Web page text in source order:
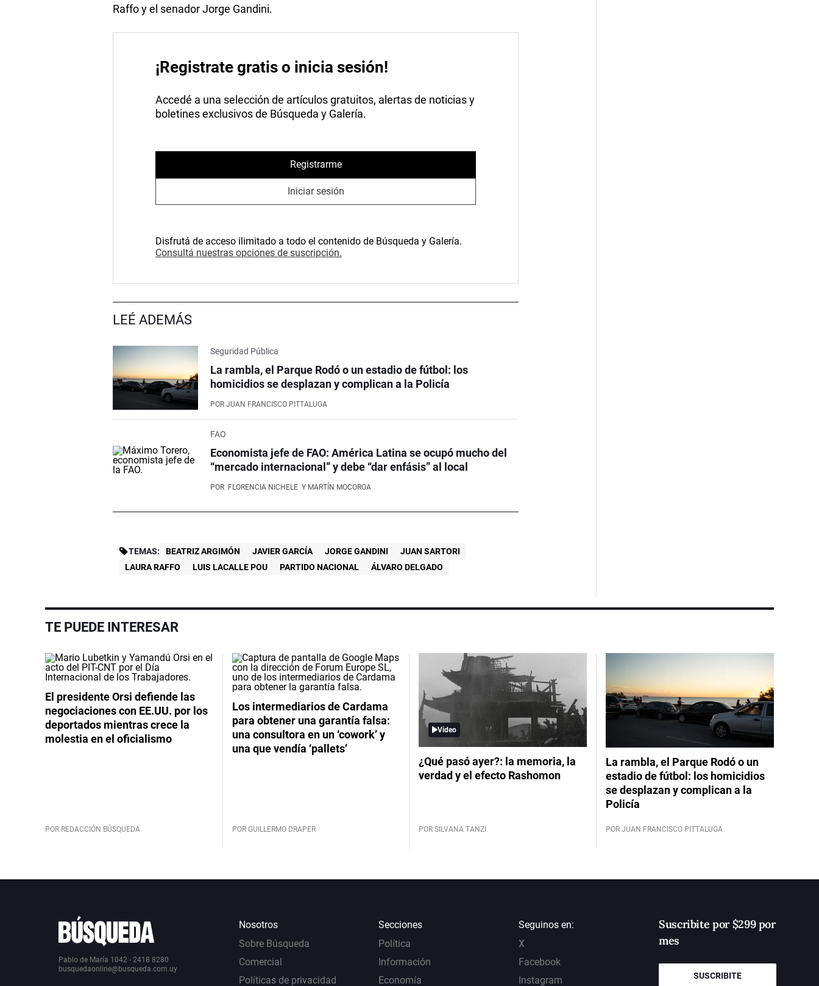
Raffo y el senador Jorge Gandini.
¡Registrate gratis o inicia sesión!
Accedé a una selección de artículos gratuitos, alertas de noticias y
boletines exclusivos de Búsqueda y Galería.
Registrarme
Iniciar sesión
Disfrutá de acceso ilimitado a todo el contenido de Búsqueda y Galería.
Consultá nuestras opciones de suscripción.
LEÉ ADEMÁS
Seguridad Pública
La rambla, el Parque Rodó o un estadio de fútbol: los
homicidios se desplazan y complican a la Policía
POR JUAN FRANCISCO PITTALUGA
FAO
Economista jefe de FAO: América Latina se ocupó mucho del
“mercado internacional” y debe “dar enfásis” al local
POR FLORENCIA NICHELE Y MARTÍN MOCOROA
TEMAS: BEATRIZ ARGIMÓN JAVIER GARCÍA JORGE GANDINI
JUAN SARTORI
LAURA RAFFO
LUIS LACALLE POU PARTIDO NACIONAL ÁLVARO DELGADO
TE PUEDE INTERESAR
El presidente Orsi defiende las
negociaciones con EE.UU. por los
deportados mientras crece la
molestia en el oficialismo
POR REDACCIÓN BÚSQUEDA
Los intermediarios de Cardama
para obtener una garantía falsa:
una consultora en un ‘cowork’ y
una que vendía ‘pallets’
POR GUILLERMO DRAPER
Video
¿Qué pasó ayer?: la memoria, la
verdad y el efecto Rashomon
POR SILVANA TANZI
La rambla, el Parque Rodó o un
estadio de fútbol: los homicidios
se desplazan y complican a la
Policía
POR JUAN FRANCISCO PITTALUGA
Pablo de María 1042 - 2418 8280
busquedaonline@busqueda.com.uy
Nosotros
Sobre Búsqueda
Comercial
Políticas de privacidad
Secciones
Política
Información
Economía
Seguinos en:
X
Facebook
Instagram
Suscribite por $299 por
mes
SUSCRIBITE